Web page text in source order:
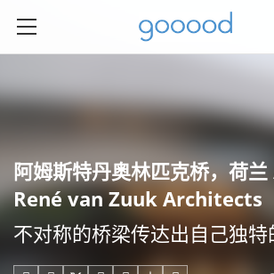
阿姆斯特丹奥林匹克桥，荷
René van Zuuk Architects
不对称的桥梁传达出自己独特